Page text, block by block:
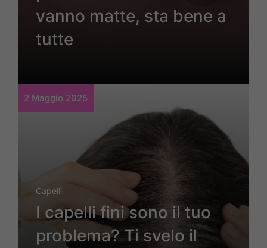
vanno matte, sta bene a
tutte
2 Maggio 2025
Capelli
I capelli fini sono il tuo
problema? Ti svelo il